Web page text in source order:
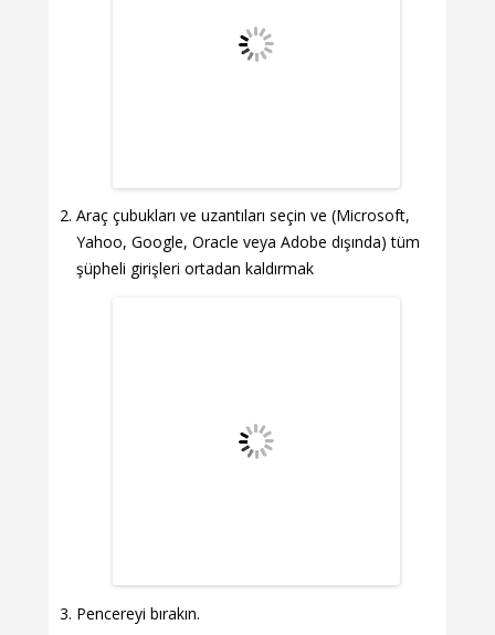
Araç çubukları ve uzantıları seçin ve (Microsoft,
Yahoo, Google, Oracle veya Adobe dışında) tüm
şüpheli girişleri ortadan kaldırmak
Pencereyi bırakın.